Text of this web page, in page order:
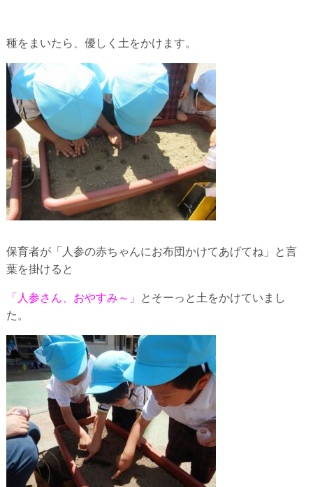
種をまいたら、優しく土をかけます。
保育者が「人参の赤ちゃんにお布団かけてあげてね」と言
葉を掛けると
「人参さん、おやすみ～」
とそーっと土をかけていまし
た。